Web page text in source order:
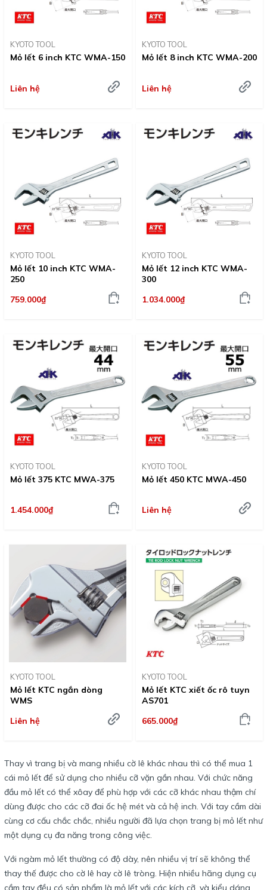
KYOTO TOOL
Mỏ lết 6 inch KTC WMA-150
Liên hệ
KYOTO TOOL
Mỏ lết 8 inch KTC WMA-200
Liên hệ
KYOTO TOOL
Mỏ lết 10 inch KTC WMA-
250
759.000₫
KYOTO TOOL
Mỏ lết 12 inch KTC WMA-
300
1.034.000₫
KYOTO TOOL
Mỏ lết 375 KTC MWA-375
1.454.000₫
KYOTO TOOL
Mỏ lết 450 KTC MWA-450
Liên hệ
KYOTO TOOL
Mỏ lết KTC ngắn dòng
WMS
Liên hệ
KYOTO TOOL
Mỏ lết KTC xiết ốc rô tuyn
AS701
665.000₫
Thay vì trang bị và mang nhiều cờ lê khác nhau thì có thể mua 1
cái mỏ lết để sử dụng cho nhiều cỡ vặn gần nhau. Với chức năng
đầu mỏ lết có thể xôay để phù hợp với các cỡ khác nhau thậm chí
dùng được cho các cỡ đai ốc hệ mét và cả hệ inch. Với tay cầm dài
cùng cơ cấu chắc chắc, nhiều người đã lựa chọn trang bị mỏ lết như
một dụng cụ đa năng trong công việc.
Với ngàm mỏ lết thường có độ dày, nên nhiều vị trí sẽ không thể
thay thế được cho cờ lê hay cờ lê tròng. Hiện nhiều hãng dụng cụ
cầm tay đều có sản phẩm là mỏ lết với các kích cỡ, và kiểu dáng